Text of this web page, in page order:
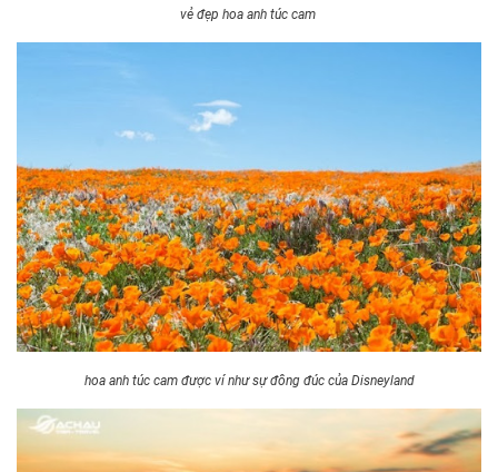
vẻ đẹp hoa anh túc cam
hoa anh túc cam được ví như sự đông đúc của Disneyland